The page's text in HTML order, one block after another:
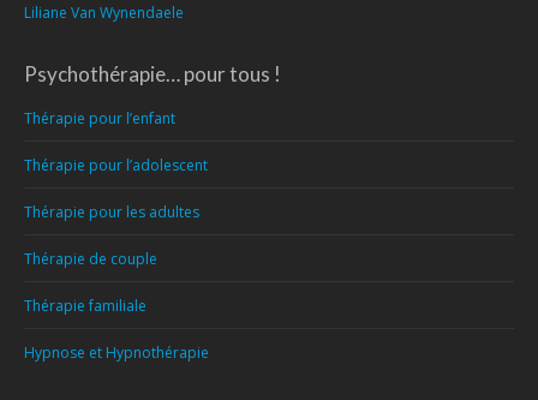
Liliane Van Wynendaele
Psychothérapie… pour tous !
Thérapie pour l’enfant
Thérapie pour l’adolescent
Thérapie pour les adultes
Thérapie de couple
Thérapie familiale
Hypnose et Hypnothérapie